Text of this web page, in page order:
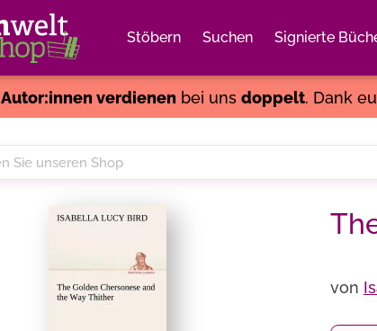
Stöbern Suchen Signierte
Autor:innen verdienenbei uns doppelt. Dank
von